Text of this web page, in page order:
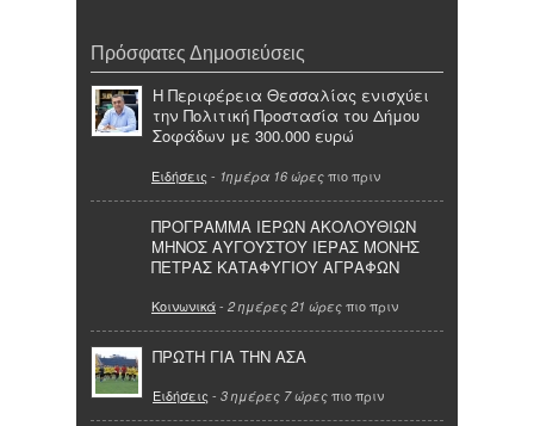
Πρόσφατες Δημοσιεύσεις
Η Περιφέρεια Θεσσαλίας ενισχύει
την Πολιτική Προστασία του Δήμου
Σοφάδων με 300.000 ευρώ
Ειδήσεις - 1ημέρα 16 ώρες πιο πριν
ΠΡΟΓΡΑΜΜΑ ΙΕΡΩΝ ΑΚΟΛΟΥΘΙΩΝ
ΜΗΝΟΣ ΑΥΓΟΥΣΤΟΥ ΙΕΡΑΣ ΜΟΝΗΣ
ΠΕΤΡΑΣ ΚΑΤΑΦΥΓΙΟΥ ΑΓΡΑΦΩΝ
Κοινωνικά- 2 ημέρες 21 ώρες πιο πριν
ΠΡΩΤΗ ΓΙΑ ΤΗΝ ΑΣΑ
Ειδήσεις - 3 ημέρες 7 ώρες πιο πριν